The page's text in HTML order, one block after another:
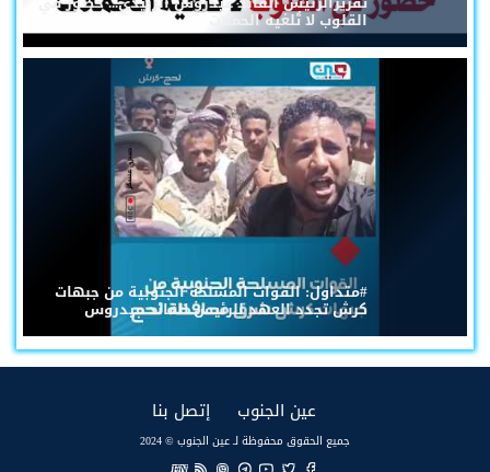
القلوب لا تُلغيه الحملات
#متداول: القوات المسلحة الجنوبية من جبهات
كرش تجدد العهد للرئيس القائد عيدروس
عين الجنوب إتصل بنا
جميع الحقوق محفوظة لـ عين الجنوب © 2024